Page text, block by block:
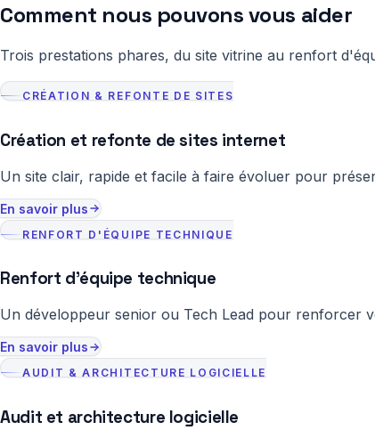
Comment nous pouvons vous aider
Trois prestations phares, du site vitrine au renfort
CRÉATION & REFONTE DE SITES
Création et refonte de sites internet
Un site clair, rapide et facile à faire évoluer pour
En savoir plus
RENFORT D'ÉQUIPE TECHNIQUE
Renfort d'équipe technique
Un développeur senior ou Tech Lead pour renforcer
En savoir plus
AUDIT & ARCHITECTURE LOGICIELLE
Audit et architecture logicielle